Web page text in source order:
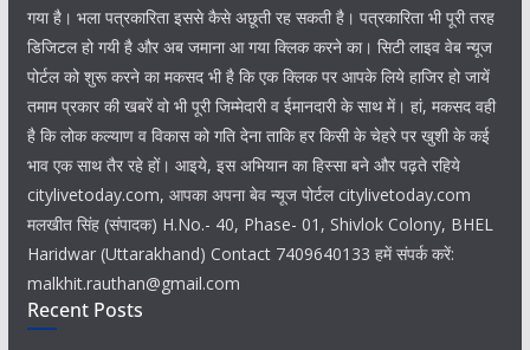
गया है। भला पत्रकारिता इससे कैसे अछूती रह सकती है। पत्रकारिता भी पूरी तरह
डिजिटल हो गयी है और अब जमाना आ गया क्लिक करने का। सिटी लाइव वेब न्यूज
पोर्टल को शुरू करने का मकसद भी है कि एक क्लिक पर आपके लिये हाजिर हो जायें
तमाम प्रकार की खबरें वो भी पूरी जिम्मेदारी व ईमानदारी के साथ में। हां, मकसद वही
है कि लोक कल्याण व विकास को गति देना ताकि हर किसी के चेहरे पर खुशी के कई
भाव एक साथ तैर रहे हों। आइये, इस अभियान का हिस्सा बने और पढ़ते रहिये
citylivetoday.com, आपका अपना बेव न्यूज पोर्टल citylivetoday.com
मलखीत सिंह (संपादक) H.No.- 40, Phase- 01, Shivlok Colony, BHEL
Haridwar (Uttarakhand) Contact 7409640133 हमें संपर्क करें:
malkhit.rauthan@gmail.com
Recent Posts